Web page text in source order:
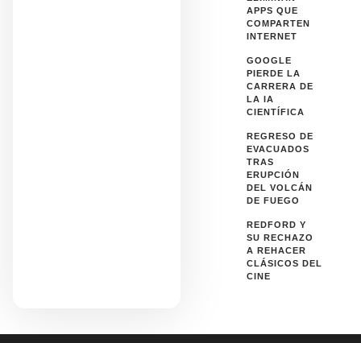
APPS QUE
COMPARTEN
INTERNET
GOOGLE
PIERDE LA
CARRERA DE
LA IA
CIENTÍFICA
REGRESO DE
EVACUADOS
TRAS
ERUPCIÓN
DEL VOLCÁN
DE FUEGO
REDFORD Y
SU RECHAZO
A REHACER
CLÁSICOS DEL
CINE